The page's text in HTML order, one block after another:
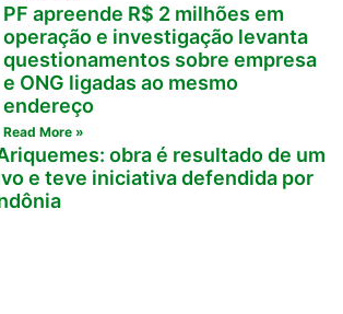
PF apreende R$ 2 milhões em
operação e investigação levanta
questionamentos sobre empresa
e ONG ligadas ao mesmo
endereço
Read More »
obra é resultado de um
e teve iniciativa defendida por